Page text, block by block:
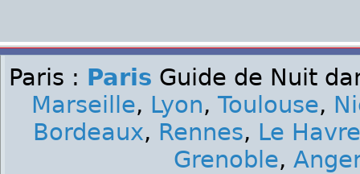
Paris : Paris Guide de Nuit
Marseille, Lyon, Toulouse,
Bordeaux, Rennes, Le Havre
Grenoble,